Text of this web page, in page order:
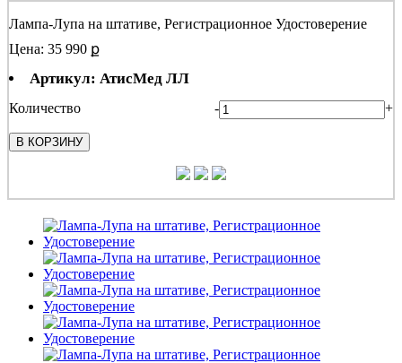
Лампа-Лупа на штативе, Регистрационное Удостоверение
Цена: 35 990 ք
Артикул: АтисМед ЛЛ
Количество - +
В КОРЗИНУ